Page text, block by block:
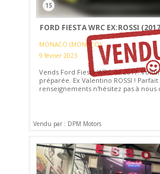
15
FORD FIESTA WRC EX:ROSSI
MONACO (MONACO)
9 février 2023
Vends Ford Fiesta WRC de 2017.
préparée. Ex Valentino ROSSI !
renseignements n'hésitez pas à nous
Vendu par : DPM Motors